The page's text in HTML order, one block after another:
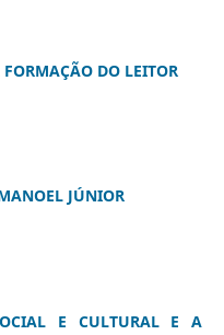
DO LEITOR
JÚNIOR
E CULTURAL E A